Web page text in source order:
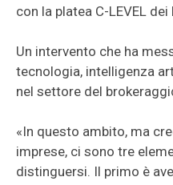
con la platea C-LEVEL
Un intervento che ha
tecnologia, intelligenza
nel settore del
«In questo ambito, ma
imprese, ci sono tre
distinguersi. Il primo è